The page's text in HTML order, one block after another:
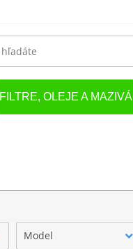
FILTRE, OLEJE A MAZIVÁ
Model